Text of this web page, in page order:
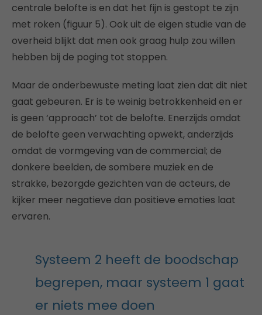
centrale belofte is en dat het fijn is gestopt te zijn
met roken (figuur 5). Ook uit de eigen studie van de
overheid blijkt dat men ook graag hulp zou willen
hebben bij de poging tot stoppen.
Maar de onderbewuste meting laat zien dat dit niet
gaat gebeuren. Er is te weinig betrokkenheid en er
is geen ‘approach’ tot de belofte. Enerzijds omdat
de belofte geen verwachting opwekt, anderzijds
omdat de vormgeving van de commercial; de
donkere beelden, de sombere muziek en de
strakke, bezorgde gezichten van de acteurs, de
kijker meer negatieve dan positieve emoties laat
ervaren.
Systeem 2 heeft de boodschap
begrepen, maar systeem 1 gaat
er niets mee doen